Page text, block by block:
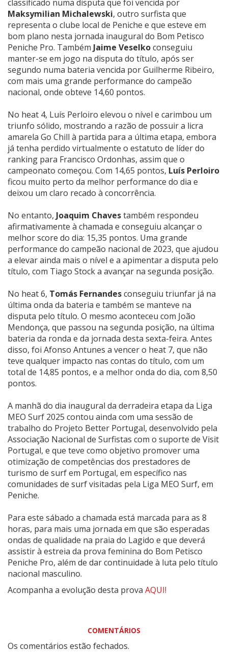
classificado numa disputa que foi vencida por
Maksymilian Michalewski, outro surfista que
representa o clube local de Peniche e que esteve em
bom plano nesta jornada inaugural do Bom Petisco
Peniche Pro. Também Jaime Veselkoconseguiu
manter-se em jogo na disputa do título, após ser
segundo numa bateria vencida por Guilherme Ribeiro,
com mais uma grande performance do campeão
nacional, onde obteve 14,60 pontos.
No heat 4, Luís Perloiro elevou o nível e carimbou um
triunfo sólido, mostrando a razão de possuir a licra
amarela Go Chill à partida para a última etapa, embora
já tenha perdido virtualmente o estatuto de líder do
ranking para Francisco Ordonhas, assim que o
campeonato começou. Com 14,65 pontos, Luís Perloiro
ficou muito perto da melhor performance do dia e
deixou um claro recado à concorrência.
No entanto, Joaquim Chavestambém respondeu
afirmativamente à chamada e conseguiu alcançar o
melhor score do dia: 15,35 pontos. Uma grande
performance do campeão nacional de 2023, que ajudou
a elevar ainda mais o nível e a apimentar a disputa pelo
título, com Tiago Stock a avançar na segunda posição.
No heat 6, Tomás Fernandesconseguiu triunfar já na
última onda da bateria e também se manteve na
disputa pelo título. O mesmo aconteceu com João
Mendonça, que passou na segunda posição, na última
bateria da ronda e da jornada desta sexta-feira. Antes
disso, foi Afonso Antunes a vencer o heat 7, que não
teve qualquer impacto nas contas do título, com um
total de 14,85 pontos, e a melhor onda do dia, com 8,50
pontos.
A manhã do dia inaugural da derradeira etapa da Liga
MEO Surf 2025 contou ainda com uma sessão de
trabalho do Projeto Better Portugal, desenvolvido pela
Associação Nacional de Surfistas com o suporte de Visit
Portugal, e que teve como objetivo promover uma
otimização de competências dos prestadores de
turismo de surf em Portugal, em específico nas
comunidades de surf visitadas pela Liga MEO Surf, em
Peniche.
Para este sábado a chamada está marcada para as 8
horas, para mais uma jornada em que são esperadas
ondas de qualidade na praia do Lagido e que deverá
assistir à estreia da prova feminina do Bom Petisco
Peniche Pro, além de dar continuidade à luta pelo título
nacional masculino.
Acompanha a evolução desta prova AQUI!
COMENTÁRIOS
Os comentários estão fechados.